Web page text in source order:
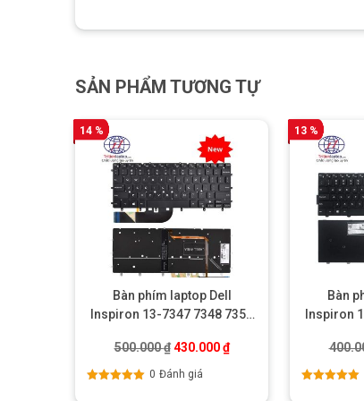
SẢN PHẨM TƯƠNG TỰ
14 %
Bàn phím laptop Dell
Inspiron 13-7347 7348 7352
500.000₫ Giá gốc là: 500.000 ₫.
430.000₫Giá hiện tại là: 430.000
0 Đánh giá
13 %
Bàn
Inspiron